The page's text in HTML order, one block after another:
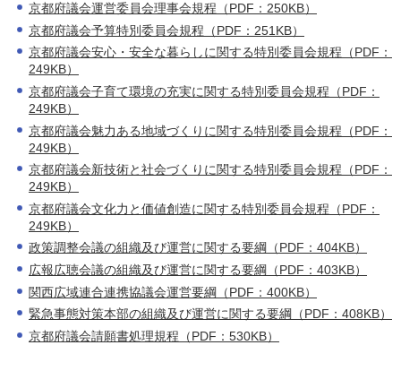
京都府議会運営委員会理事会規程（PDF：250KB）
京都府議会予算特別委員会規程（PDF：251KB）
京都府議会安心・安全な暮らしに関する特別委員会規程（PDF：
249KB）
京都府議会子育て環境の充実に関する特別委員会規程（PDF：
249KB）
京都府議会魅力ある地域づくりに関する特別委員会規程（PDF：
249KB）
京都府議会新技術と社会づくりに関する特別委員会規程（PDF：
249KB）
京都府議会文化力と価値創造に関する特別委員会規程（PDF：
249KB）
政策調整会議の組織及び運営に関する要綱（PDF：404KB）
広報広聴会議の組織及び運営に関する要綱（PDF：403KB）
関西広域連合連携協議会運営要綱（PDF：400KB）
緊急事態対策本部の組織及び運営に関する要綱（PDF：408KB）
京都府議会請願書処理規程（PDF：530KB）